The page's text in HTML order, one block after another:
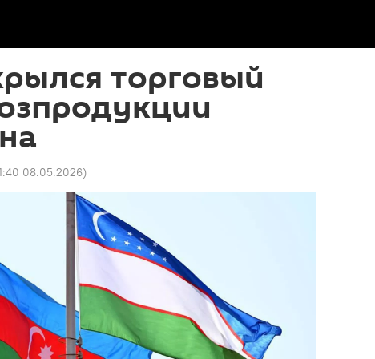
торговый
08.05.2026)